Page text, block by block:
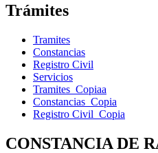
Trámites
Tramites
Constancias
Registro Civil
Servicios
Tramites_Copiaa
Constancias_Copia
Registro Civil_Copia
CONSTANCIA DE